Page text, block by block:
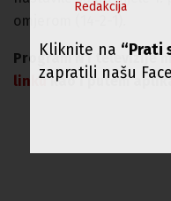
omjerom (14-2-1).
Program N1 televizije
linkukao i putem
Redakcija
Kliknite na “Prati
zapratili našu